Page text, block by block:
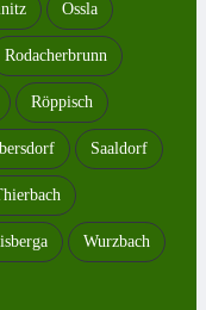
Ossla
Rodacherbrunn
Röppisch
Saaldorf
Wurzbach